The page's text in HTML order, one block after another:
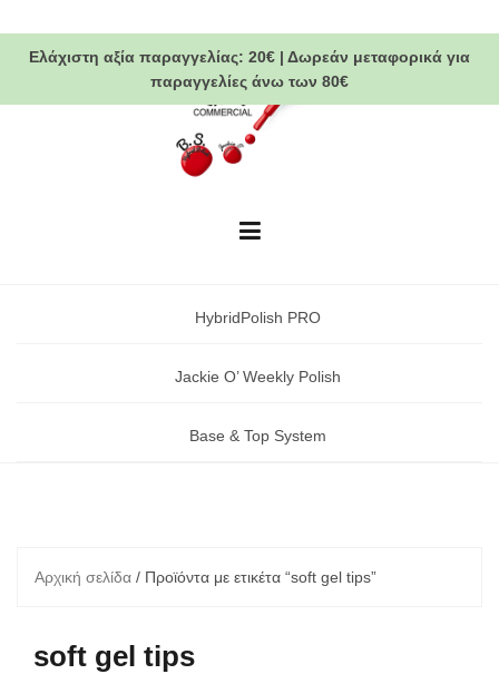
to
contentΕλάχιστη αξία παραγγελίας: 20€ | Δωρεάν μεταφορικά για
παραγγελίες άνω των 80€
HybridPolish PRO
Jackie O’ Weekly Polish
Base & Top System
Αρχική σελίδα / Προϊόντα με ετικέτα “soft gel tips”
soft gel tips